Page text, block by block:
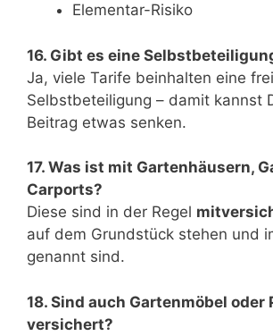
Elementar-Risiko
16. Gibt es eine
Ja, viele Tarife beinhalten eine
Selbstbeteiligung – damit kannst
Beitrag etwas senken.
17. Was ist mit Gartenhäusern,
Carports?
Diese sind in der Regel
auf dem Grundstück stehen und
genannt sind.
18. Sind auch Gartenmöbel oder
versichert?